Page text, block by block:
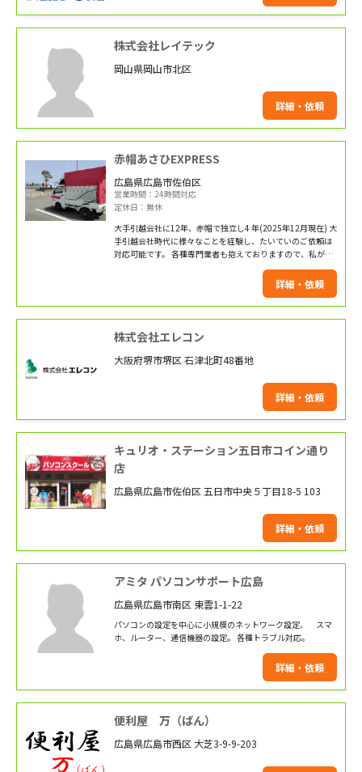
株式会社レイテック
岡山県岡山市北区
詳細・依頼
赤帽あさひEXPRESS
広島県広島市佐伯区
営業時間：24時間対応
定休日：無休
大手引越会社に12年、赤帽で独立し4 年(2025年12月現在) 大
手引越会社時代に様々なことを経験し、たいていのご依頼は
対応可能です。 各種専門業者も抱えておりますので、私が作
詳細・依頼
株式会社エレコン
大阪府堺市堺区 石津北町48番地
詳細・依頼
キュリオ・ステーション五日市コイン通り
店
広島県広島市佐伯区 五日市中央５丁目18-5 103
詳細・依頼
アミタ パソコンサポート広島
広島県広島市南区 東雲1-1-22
パソコンの設定を中心に小規模のネットワーク設定、 スマ
ホ、ルーター、通信機器の設定。 各種トラブル対応。
詳細・依頼
便利屋 万（ばん）
広島県広島市西区 大芝3-9-9-203